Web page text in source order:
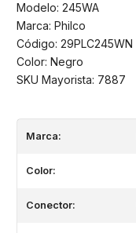
Modelo: 245WA
Marca: Philco
Código: 29PLC245WN
Color: Negro
SKU Mayorista: 7887
Marca:
Color:
Conector: